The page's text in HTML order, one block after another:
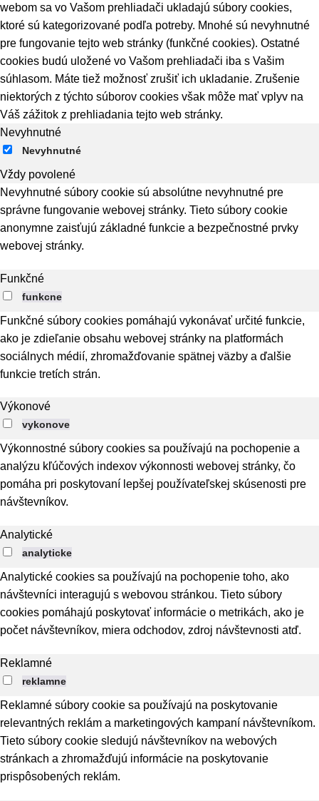
webom sa vo Vašom prehliadači ukladajú súbory cookies,
ktoré sú kategorizované podľa potreby. Mnohé sú nevyhnutné
pre fungovanie tejto web stránky (funkčné cookies). Ostatné
cookies budú uložené vo Vašom prehliadači iba s Vašim
súhlasom. Máte tiež možnosť zrušiť ich ukladanie. Zrušenie
niektorých z týchto súborov cookies však môže mať vplyv na
Váš zážitok z prehliadania tejto web stránky.
Nevyhnutné
Nevyhnutné
Vždy povolené
Nevyhnutné súbory cookie sú absolútne nevyhnutné pre
správne fungovanie webovej stránky. Tieto súbory cookie
anonymne zaisťujú základné funkcie a bezpečnostné prvky
webovej stránky.
Funkčné
funkcne
Funkčné súbory cookies pomáhajú vykonávať určité funkcie,
ako je zdieľanie obsahu webovej stránky na platformách
sociálnych médií, zhromažďovanie spätnej väzby a ďalšie
funkcie tretích strán.
Výkonové
vykonove
Výkonnostné súbory cookies sa používajú na pochopenie a
analýzu kľúčových indexov výkonnosti webovej stránky, čo
pomáha pri poskytovaní lepšej používateľskej skúsenosti pre
návštevníkov.
Analytické
analyticke
Analytické cookies sa používajú na pochopenie toho, ako
návštevníci interagujú s webovou stránkou. Tieto súbory
cookies pomáhajú poskytovať informácie o metrikách, ako je
počet návštevníkov, miera odchodov, zdroj návštevnosti atď.
Reklamné
reklamne
Reklamné súbory cookie sa používajú na poskytovanie
relevantných reklám a marketingových kampaní návštevníkom.
Tieto súbory cookie sledujú návštevníkov na webových
stránkach a zhromažďujú informácie na poskytovanie
prispôsobených reklám.